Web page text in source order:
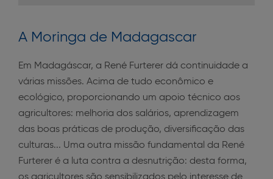
A Moringa de Madagascar
Em Madagáscar, a René Furterer dá continuidade a
várias missões. Acima de tudo econômico e
ecológico, proporcionando um apoio técnico aos
agricultores: melhoria dos salários, aprendizagem
das boas práticas de produção, diversificação das
culturas... Uma outra missão fundamental da René
Furterer é a luta contra a desnutrição: desta forma,